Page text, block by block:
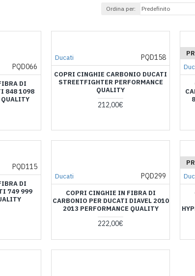
Ordina per:
PQD066
DI
848 1098
QUALITY
Ducati PQD158
COPRI CINGHIE CARBONIO DUCATI
STREETFIGHTER PERFORMANCE
QUALITY
212,00€
PQD115
DI
749 999
Ducati PQD299
COPRI CINGHIE IN FIBRA DI
CARBONIO PER DUCATI DIAVEL 2010
2013 PERFORMANCE QUALITY
222,00€